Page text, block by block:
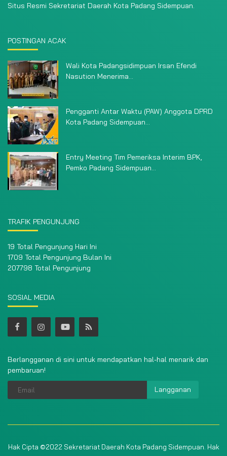
Situs Resmi Sekretariat Daerah Kota Padang Sidempuan.
POSTINGAN ACAK
Wali Kota Padangsidimpuan Irsan Efendi
Nasution Menerima...
Pengganti Antar Waktu (PAW) Anggota DPRD
Kota Padang Sidempuan...
Entry Meeting Tim Pemeriksa Interim BPK,
Pemko Padang Sidempuan...
TRAFIK PENGUNJUNG
19 Total Pengunjung Hari Ini
1709 Total Pengunjung Bulan Ini
207798 Total Pengunjung
SOSIAL MEDIA
Berlangganan di sini untuk mendapatkan hal-hal menarik dan
pembaruan!
Langganan
Hak Cipta ©2022 Sekretariat Daerah Kota Padang Sidempuan. Hak